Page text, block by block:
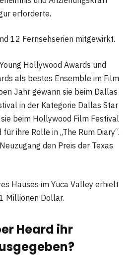
erforderte.
12 Fernsehserien mitgewirkt.
Hollywood Awards und
als bestes Ensemble im Film
Jahr gewann sie beim Dallas
in der Kategorie Dallas Star
beim Hollywood Film Festival
ihre Rolle in „The Rum Diary“.
den Preis der Texas
Hauses im Yuca Valley erhielt
Millionen Dollar.
Heard ihr